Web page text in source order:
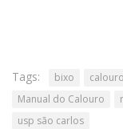
Tags: bixo calouro
Manual do Calouro
usp são carlos